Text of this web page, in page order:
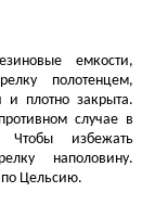
емкости,
полотенцем,
и плотно закрыта.
случае в
избежать
наполовину.
по Цельсию.